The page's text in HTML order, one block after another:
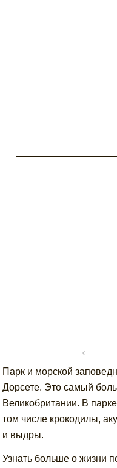
←
Парк и морской
Дорсете. Это самый
Великобритании. В
том числе крокодилы,
и выдры.
Узнать больше о жизни